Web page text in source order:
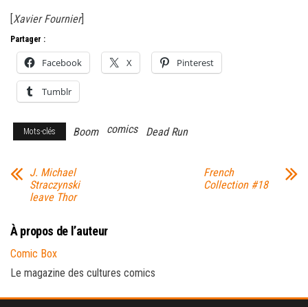
[Xavier Fournier]
Partager :
Facebook X Pinterest
Tumblr
Mots-clés Boom comics Dead Run
J. Michael
Straczynski
leave Thor
French
Collection #18
À propos de l’auteur
Comic Box
Le magazine des cultures comics